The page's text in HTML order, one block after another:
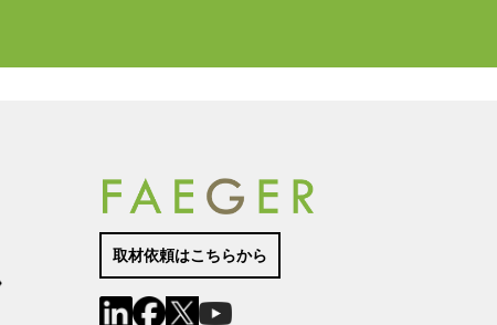
取材依頼はこちらから